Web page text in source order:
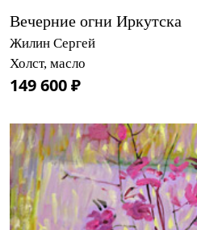
Вечерние огни Иркутска
Жилин Сергей
Холст, масло
149 600 ₽